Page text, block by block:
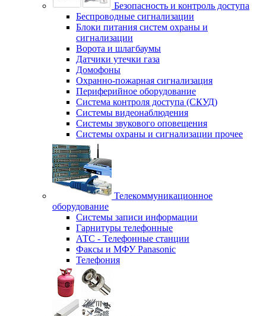
Безопасность и контроль доступа
Беспроводные сигнализации
Блоки питания систем охраны и
сигнализации
Ворота и шлагбаумы
Датчики утечки газа
Домофоны
Охранно-пожарная сигнализация
Периферийное оборудование
Система контроля доступа (СКУД)
Системы видеонаблюдения
Системы звукового оповещения
Системы охраны и сигнализации прочее
Телекоммуникационное
оборудование
Системы записи информации
Гарнитуры телефонные
АТС - Телефонные станции
Факсы и МФУ Panasonic
Телефония